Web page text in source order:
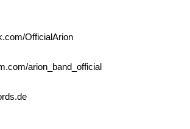
OfficialArion
arion_band_official